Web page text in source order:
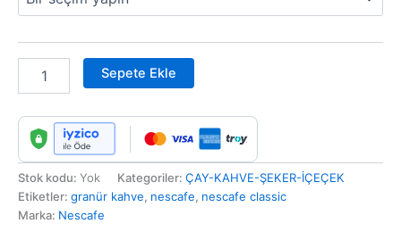
Sepete Ekle
Stok kodu: Yok Kategoriler: ÇAY-KAHVE-ŞEKER-İÇEÇEK
Etiketler: granür kahve, nescafe, nescafe classic
Marka: Nescafe